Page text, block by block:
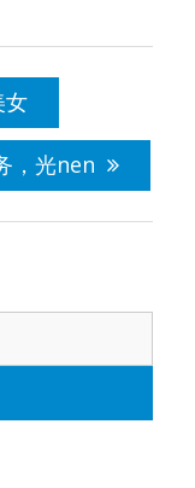
女
，光nen